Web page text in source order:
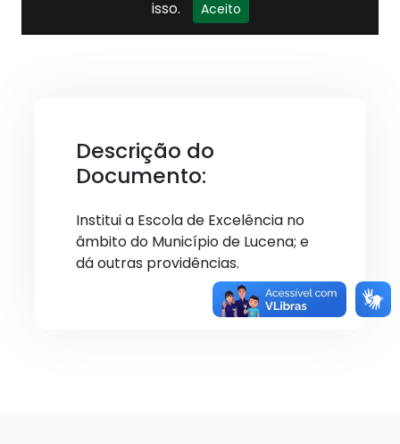
Descrição do
Documento:
Institui a Escola de Excelência no
âmbito do Município de Lucena; e
dá outras providências.